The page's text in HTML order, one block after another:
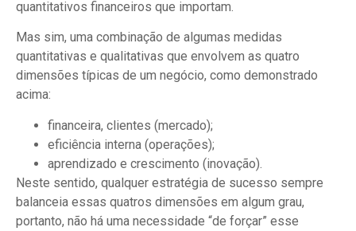
quantitativos financeiros que importam.
Mas sim, uma combinação de algumas medidas
quantitativas e qualitativas que envolvem as quatro
dimensões típicas de um negócio, como demonstrado
acima:
financeira, clientes (mercado);
eficiência interna (operações);
aprendizado e crescimento (inovação).
Neste sentido, qualquer estratégia de sucesso sempre
balanceia essas quatros dimensões em algum grau,
portanto, não há uma necessidade “de forçar” esse